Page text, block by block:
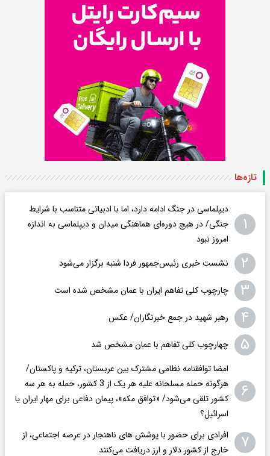
تازه‌ها
۱
دیپلماسی در جنگ ادامه دارد، اما با ادبیاتی متناسب با شرایط
جنگی/ در هیچ دوره‌ای هماهنگی میدان و دیپلماسی به اندازه
امروز نبود
۲ نشست خبری رئیس‌جمهور فردا شنبه برگزار می‌شود
۳ چارچوب کلی تفاهم ایران با عمان مشخص شده است
۴ رهبر شهید در جمع خبرنگاران/ عکس
۵ چهارچوب کلی تفاهم با عمان مشخص شد
۶
امضا توافقنامه نظامی مشترک بین عربستان، ترکیه و پاکستان/
هرگونه حمله مسلحانه علیه هر یک از 3 کشور، حمله به هر سه
کشور تلقی می‌شود/ «توافق مکه»، پیمان دفاعی برای مهار ایران یا
اسرائیل؟
۷
افرادی برای حضور با پوشش های ناهنجار در عرصه اجتماعی، از
خارج از کشور دلار و ارز دریافت می‌کنند